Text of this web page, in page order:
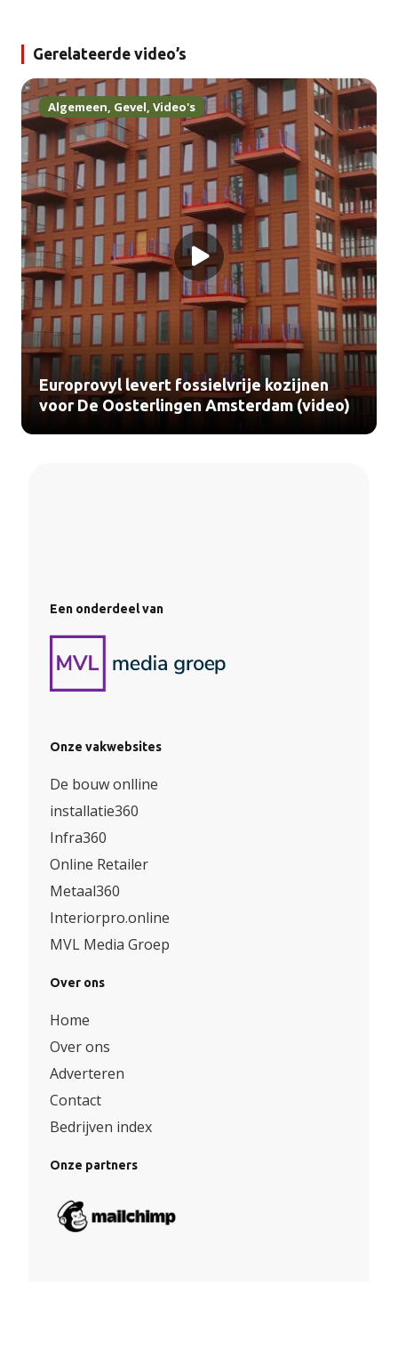
Gerelateerde video’s
Algemeen, Gevel, Video's
Europrovyl levert fossielvrije kozijnen
voor De Oosterlingen Amsterdam (video)
Een onderdeel van
Onze vakwebsites
De bouw onlline
installatie360
Infra360
Online Retailer
Metaal360
Interiorpro.online
MVL Media Groep
Over ons
Home
Over ons
Adverteren
Contact
Bedrijven index
Onze partners